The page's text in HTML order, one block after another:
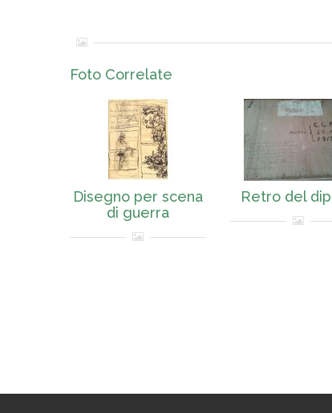
Foto Correlate
Disegno per scena
di guerra
Retro del